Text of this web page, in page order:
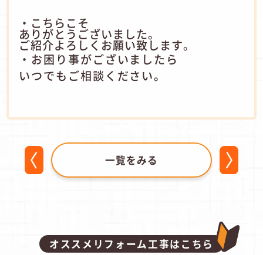
・こちらこそ
ありがとうございました。
ご紹介よろしくお願い致します。
・お困り事がございましたら
いつでもご相談ください。
一覧をみる
オススメリフォーム工事はこちら